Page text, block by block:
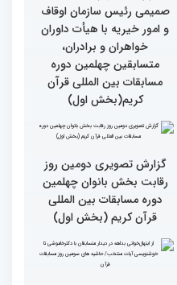
گزارش تصویری سومین روز
رقابت بخش برادران
چهلمین دوره مسابقات
بین‌المللی قرآن کریم(بخش
اول)
گزارش تصویری نشست
صمیمی رئیس سازمان اوقاف
و امور خیریه با هیأت داوران
خواهران و برادران،
متسابقین چهلمین دوره
مسابقات بین المللی قرآن
کریم(بخش اول)